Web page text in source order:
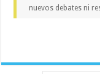
nuevos debates ni